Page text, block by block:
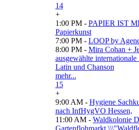
14
+
1:00 PM - PAPIER IST
Papierkunst
7:00 PM - LOOP by
8:00 PM - Mira Cohan +
ausgewählte internationale
Latin und Chanson
mehr...
15
+
9:00 AM - Hygiene
nach InfHygVO Hessen,
11:00 AM - Waldkolonie